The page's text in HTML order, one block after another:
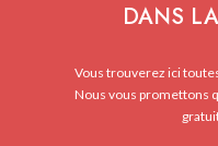
DANS
Vous trouverez ici
Nous vous promettons